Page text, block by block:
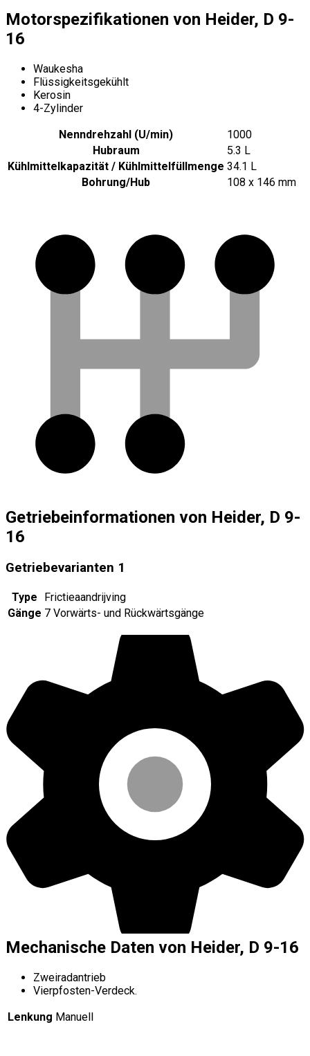
Motorspezifikationen von Heider, D 9-
16
Waukesha
Flüssigkeitsgekühlt
Kerosin
4-Zylinder
Nenndrehzahl (U/min)
1000
Hubraum
5.3 L
Kühlmittelkapazität / Kühlmittelfüllmenge 34.1 L
Bohrung/Hub
108 x 146 mm
Getriebeinformationen von Heider, D 9-
16
Getriebevarianten 1
Type
Frictieaandrijving
Gänge 7 Vorwärts- und Rückwärtsgänge
Mechanische Daten von Heider, D 9-16
Zweiradantrieb
Vierpfosten-Verdeck.
Lenkung Manuell